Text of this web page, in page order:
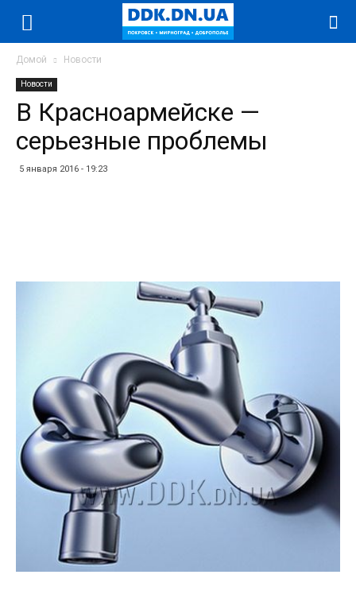
Домой Новости
Новости
В Красноармейске —
серьезные проблемы
5 января 2016 - 19:23